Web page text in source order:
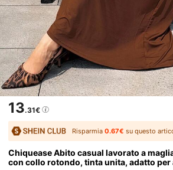
13.31€
Risparmia0.67€ su questo
Chiquease Abito casual lavorato a
con collo rotondo, tinta unita, adatto